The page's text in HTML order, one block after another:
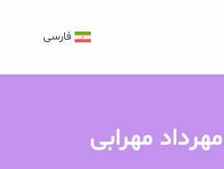
فارسی
مهرابی